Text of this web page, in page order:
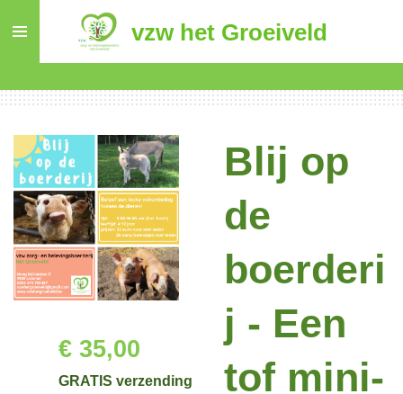
de
vzw het Groeiveld
Blij op
de
boerderi
j - Een
tof mini-
€ 35,00
GRATIS verzending